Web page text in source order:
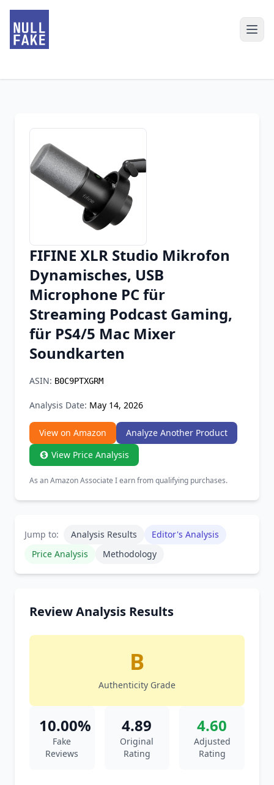
Chrome Extension
Firefox Add-on
FIFINE XLR Studio Mikrofon
Dynamisches, USB
Microphone PC für
Streaming Podcast Gaming,
für PS4/5 Mac Mixer
Soundkarten
ASIN: B0C9PTXGRM
Analysis Date: May 14, 2026
View on Amazon
Analyze Another Product
View Price Analysis
As an Amazon Associate I earn from qualifying purchases.
Jump to: Analysis Results
Editor's Analysis
Price Analysis
Methodology
Review Analysis Results
B
Authenticity Grade
10.00%
Fake
Reviews
4.89
Original
Rating
4.60
Adjusted
Rating